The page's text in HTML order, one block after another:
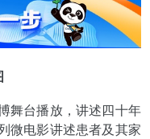
舞台播放，讲述四十年
微电影讲述患者及其家